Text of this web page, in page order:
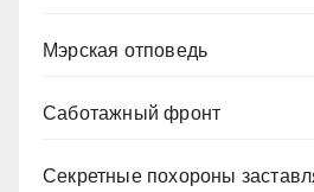
Мэрская отповедь
Саботажный фронт
Секретные похороны